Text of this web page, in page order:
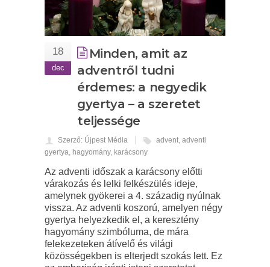
18
dec
Minden, amit az
adventről tudni
érdemes: a negyedik
gyertya – a szeretet
teljessége
Szerző: Újpest Média advent, adventi
gyertya, hagyomány, karácsony
Az adventi időszak a karácsony előtti
várakozás és lelki felkészülés ideje,
amelynek gyökerei a 4. századig nyúlnak
vissza. Az adventi koszorú, amelyen négy
gyertya helyezkedik el, a keresztény
hagyomány szimbóluma, de mára
felekezeteken átívelő és világi
közösségekben is elterjedt szokás lett. Ez